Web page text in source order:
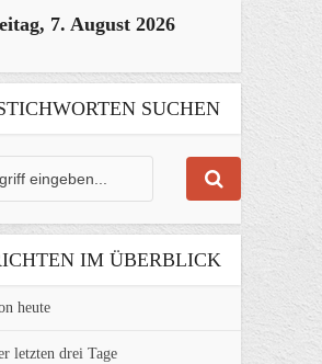
7. August 2026
SUCHEN
IM ÜBERBLICK
heute
letzten drei Tage